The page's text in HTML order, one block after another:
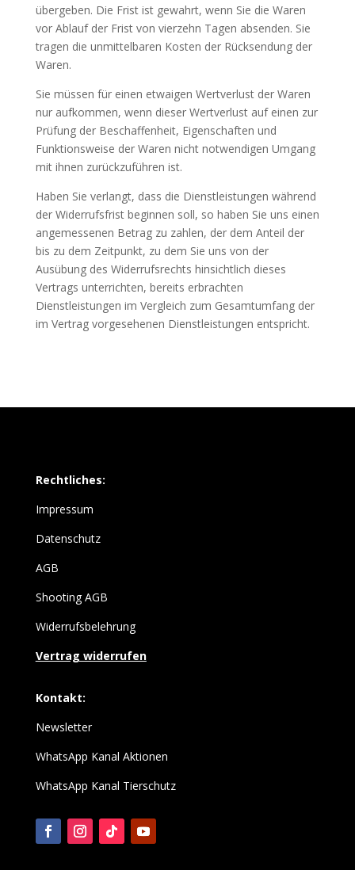
übergeben. Die Frist ist gewahrt, wenn Sie die Waren
vor Ablauf der Frist von vierzehn Tagen absenden. Sie
tragen die unmittelbaren Kosten der Rücksendung der
Waren.
Sie müssen für einen etwaigen Wertverlust der Waren
nur aufkommen, wenn dieser Wertverlust auf einen zur
Prüfung der Beschaffenheit, Eigenschaften und
Funktionsweise der Waren nicht notwendigen Umgang
mit ihnen zurückzuführen ist.
Haben Sie verlangt, dass die Dienstleistungen während
der Widerrufsfrist beginnen soll, so haben Sie uns einen
angemessenen Betrag zu zahlen, der dem Anteil der
bis zu dem Zeitpunkt, zu dem Sie uns von der
Ausübung des Widerrufsrechts hinsichtlich dieses
Vertrags unterrichten, bereits erbrachten
Dienstleistungen im Vergleich zum Gesamtumfang der
im Vertrag vorgesehenen Dienstleistungen entspricht.
Rechtliches:
Impressum
Datenschutz
AGB
Shooting AGB
Widerrufsbelehrung
Vertrag widerrufen
Kontakt:
Newsletter
WhatsApp Kanal Aktionen
WhatsApp Kanal Tierschutz